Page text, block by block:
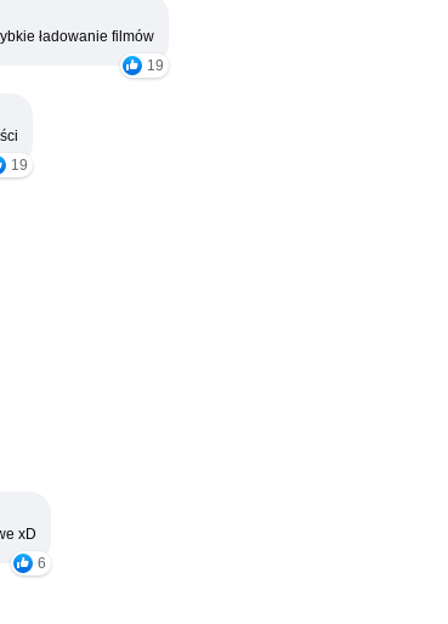
ładowanie filmów
19
19
xD
6